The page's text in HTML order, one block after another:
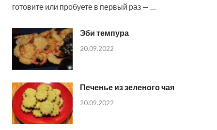
готовите или пробуете в первый раз — …
Эби темпура
20.09.2022
Печенье из зеленого чая
20.09.2022